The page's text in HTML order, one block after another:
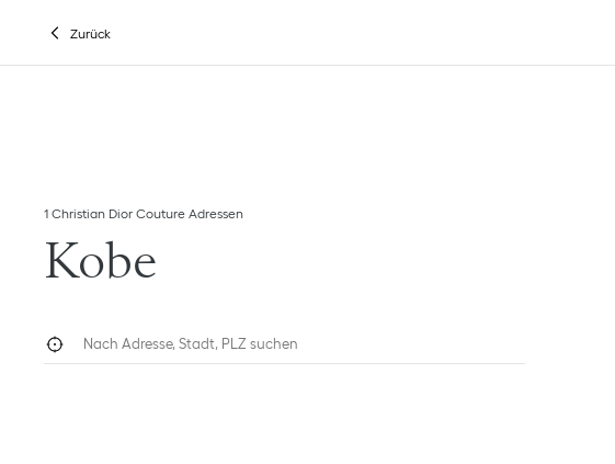
Zurück
1 Christian Dior Couture Adressen
Kobe
Geolokalisieren